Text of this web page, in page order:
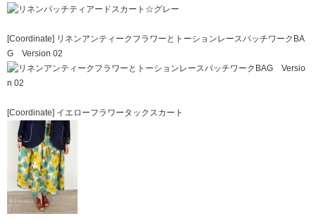
[Coordinate] リネンアンティークフラワーとトーションレースパッチワークBA
G Version 02
[Coordinate] イエローフラワータックスカート